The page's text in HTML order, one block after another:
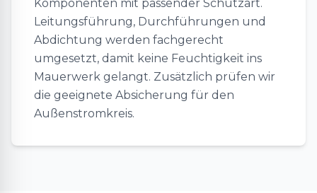
Komponenten mit passender Schutzart.
Leitungsführung, Durchführungen und
Abdichtung werden fachgerecht
umgesetzt, damit keine Feuchtigkeit ins
Mauerwerk gelangt. Zusätzlich prüfen wir
die geeignete Absicherung für den
Außenstromkreis.